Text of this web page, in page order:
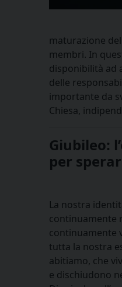
maturazione
membri. In
disponibilità ad
delle
importante da
Chiesa,
Giubileo:
per
La nostra
continuamente
continuamente
tutta la nostra
abitiamo, che
e dischiudono